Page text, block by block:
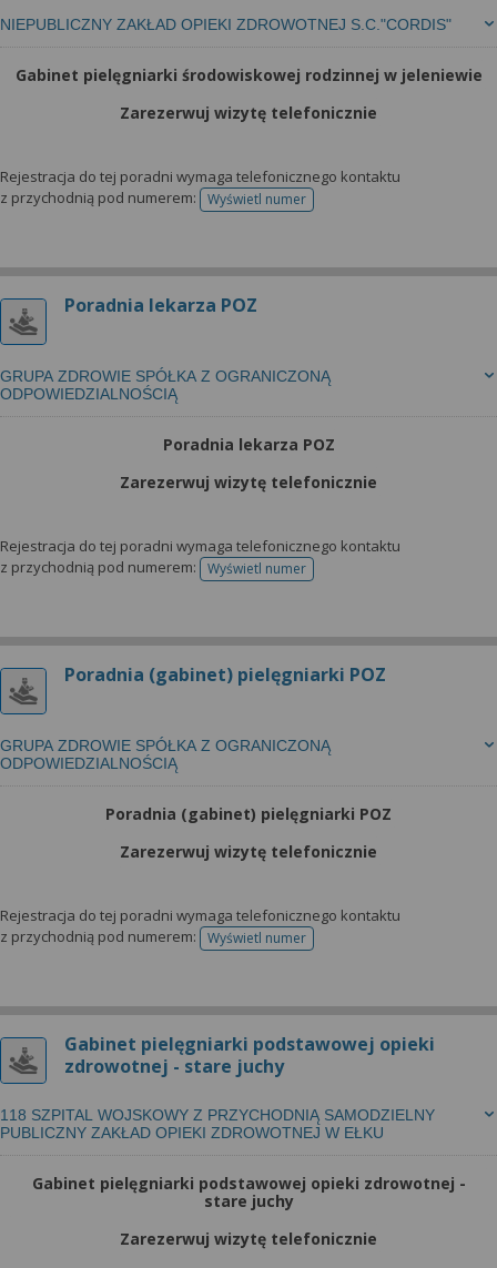
NIEPUBLICZNY ZAKŁAD OPIEKI ZDROWOTNEJ S.C."CORDIS"
Gabinet pielęgniarki środowiskowej rodzinnej w jeleniewie
Zarezerwuj wizytę telefonicznie
Rejestracja do tej poradni wymaga telefonicznego kontaktu
z przychodnią pod numerem:
Wyświetl numertelefonu do rejestracji
Poradnia lekarza POZ
GRUPA ZDROWIE SPÓŁKA Z OGRANICZONĄ
ODPOWIEDZIALNOŚCIĄ
Poradnia lekarza POZ
Zarezerwuj wizytę telefonicznie
Rejestracja do tej poradni wymaga telefonicznego kontaktu
z przychodnią pod numerem:
Wyświetl numertelefonu do rejestracji
Poradnia (gabinet) pielęgniarki POZ
GRUPA ZDROWIE SPÓŁKA Z OGRANICZONĄ
ODPOWIEDZIALNOŚCIĄ
Poradnia (gabinet) pielęgniarki POZ
Zarezerwuj wizytę telefonicznie
Rejestracja do tej poradni wymaga telefonicznego kontaktu
z przychodnią pod numerem:
Wyświetl numertelefonu do rejestracji
Gabinet pielęgniarki podstawowej opieki
zdrowotnej - stare juchy
118 SZPITAL WOJSKOWY Z PRZYCHODNIĄ SAMODZIELNY
PUBLICZNY ZAKŁAD OPIEKI ZDROWOTNEJ W EŁKU
Gabinet pielęgniarki podstawowej opieki zdrowotnej -
stare juchy
Zarezerwuj wizytę telefonicznie